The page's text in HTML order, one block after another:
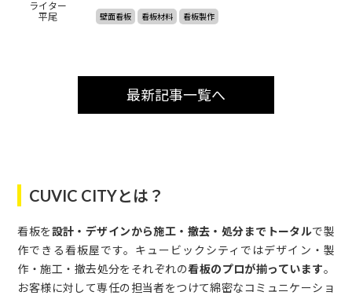
ライター
平尾
壁面看板 看板材料 看板製作
最新記事一覧へ
CUVIC CITYとは？
看板を設計・デザインから施工・撤去・処分までトータルで製
作できる看板屋です。キュービックシティではデザイン・製
作・施工・撤去処分をそれぞれの看板のプロが揃っています。
お客様に対して専任の担当者をつけて綿密なコミュニケーショ